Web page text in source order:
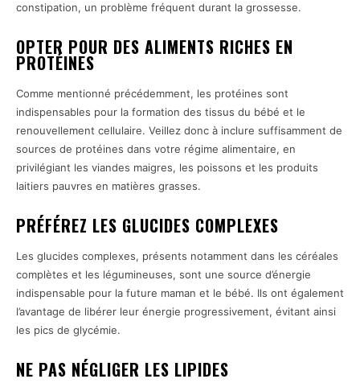
constipation, un problème fréquent durant la grossesse.
OPTER POUR DES ALIMENTS RICHES EN
PROTÉINES
Comme mentionné précédemment, les protéines sont
indispensables pour la formation des tissus du bébé et le
renouvellement cellulaire. Veillez donc à inclure suffisamment de
sources de protéines dans votre régime alimentaire, en
privilégiant les viandes maigres, les poissons et les produits
laitiers pauvres en matières grasses.
PRÉFÉREZ LES GLUCIDES COMPLEXES
Les glucides complexes, présents notamment dans les céréales
complètes et les légumineuses, sont une source d’énergie
indispensable pour la future maman et le bébé. Ils ont également
l’avantage de libérer leur énergie progressivement, évitant ainsi
les pics de glycémie.
NE PAS NÉGLIGER LES LIPIDES